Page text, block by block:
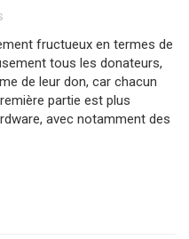
fructueux en termes de
tous les donateurs,
de leur don, car chacun
partie est plus
avec notamment des